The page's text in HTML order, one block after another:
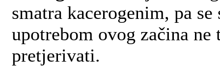
smatra kacerogenim, pa se
upotrebom ovog začina ne
pretjerivati.